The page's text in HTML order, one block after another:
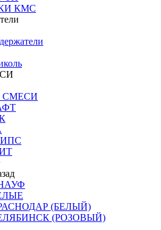
КМС
СМЕСИ
(БЕЛЫЙ)
(РОЗОВЫЙ)